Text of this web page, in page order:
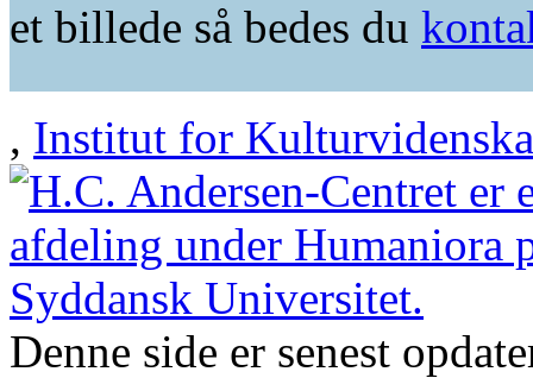
et billede så bedes du
, Institut for
Denne side er senest